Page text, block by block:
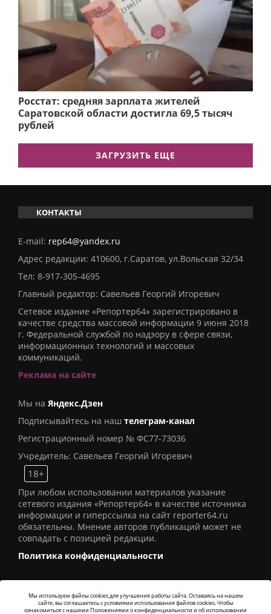
Росстат: средняя зарплата жителей
Саратовской области достигла 69,5 тысяч
рублей
ЗАГРУЗИТЬ ЕЩЕ
КОНТАКТЫ
E-mail: rep64@yandex.ru
Адрес редакции: 410600, г.Саратов, ул.Вольская 32/34
Тел: 8-917-305-4695
Главный редактор: Савельев Георгий Игоревич
Сетевое издание «Репортер64» зарегистрировано в
качестве средства массовой информации 9 июня 2018
г. Федеральной службой по надзору в сфере связи,
информационных технологий и массовых
коммуникаций.
Реклама на сайте
Мы на Яндекс.Дзен
Подписывайтесь на наш телеграм-канал
Регистрационный номер № ФС77-73036
Учредитель: Савельев Георгий Игоревич
18+
При любом использовании материалов указание
сетевого издания «Репортер64» в качестве источника
информации и гиперссылка на сайт reporter64.ru
обязательны. Мнение авторов публикаций может не
совпадать с позицией редакции.
Политика конфиденциальности
© 2016СИ «Репортер64». Все права защищены -
Мы используем файлы cookies для улучшения работы сайта. Оставаясь на нашем
сайте, вы соглашаетесь с условиями использования файлов cookies. Чтобы
ознакомиться с нашими Положениями о конфиденциальности и об использовании